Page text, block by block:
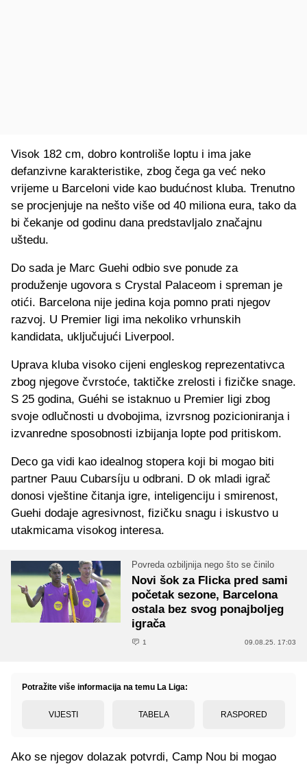
Visok 182 cm, dobro kontroliše loptu i ima jake
defanzivne karakteristike, zbog čega ga već neko
vrijeme u Barceloni vide kao budućnost kluba. Trenutno
se procjenjuje na nešto više od 40 miliona eura, tako da
bi čekanje od godinu dana predstavljalo značajnu
uštedu.
Do sada je Marc Guehi odbio sve ponude za
produženje ugovora s Crystal Palaceom i spreman je
otići. Barcelona nije jedina koja pomno prati njegov
razvoj. U Premier ligi ima nekoliko vrhunskih
kandidata, uključujući Liverpool.
Uprava kluba visoko cijeni engleskog reprezentativca
zbog njegove čvrstoće, taktičke zrelosti i fizičke snage.
S 25 godina, Guéhi se istaknuo u Premier ligi zbog
svoje odlučnosti u dvobojima, izvrsnog pozicioniranja i
izvanredne sposobnosti izbijanja lopte pod pritiskom.
Deco ga vidi kao idealnog stopera koji bi mogao biti
partner Pauu Cubarsíju u odbrani. D ok mladi igrač
donosi vještine čitanja igre, inteligenciju i smirenost,
Guehi dodaje agresivnost, fizičku snagu i iskustvo u
utakmicama visokog interesa.
Povreda ozbiljnija nego što se činilo
Novi šok za Flicka pred sami
početak sezone, Barcelona
ostala bez svog ponajboljeg
igrača
1 09.08.25. 17:03
Potražite više informacija na temu La Liga:
VIJESTI TABELA RASPORED
Ako se njegov dolazak potvrdi, Camp Nou bi mogao